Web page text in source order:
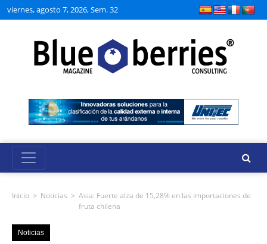
viernes, agosto 7, 2026, Sem. 32
Inicio > Noticias > Asia: Fuerte alza de 15,28% en las importaciones de
fruta chilena
Noticias